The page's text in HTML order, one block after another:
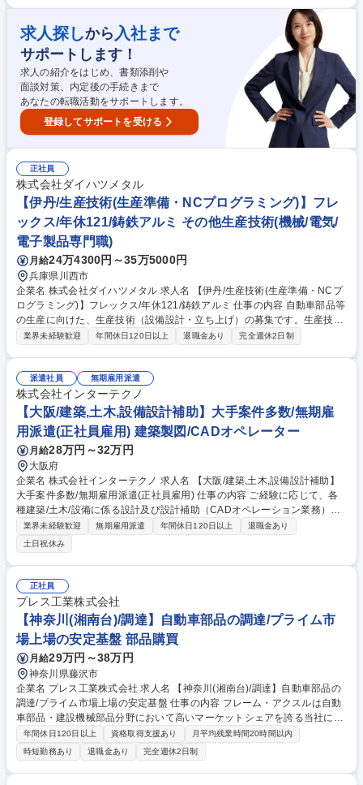
みがあり、３ヵ月間の研修期間あり。その間、担当の指導員から仕事を教
えてもらう(ブラザーシスター)システムです。わからない事があれば質問
しやすい環境です。 【世界基準のハイテク製品と大手メーカーからの信
頼】身近なものから宇宙・最先端テクノロジー分野まで幅広く対応してい
ます。富士電機、川崎重工業、クボタ、パナソニック社など全国の大手企
業と取引があります。 募集職種 新潟市【研磨マイスター/未経験歓迎】腕
を磨く楽しさ★衣食住の豊かな福利厚生
求人探しから 入社まで
サポートします！
求人の紹介をはじめ、書類添削や
面談対策、内定後の手続きまで
あなたの転職活動をサポートします。
登録してサポートを受ける
正社員
株式会社ダイハツメタル
【伊丹/生産技術(生産準備・NCプログラミング)】フレ
ックス/年休121/鋳鉄アルミ その他生産技術(機械/電気/
電子製品専門職)
月給24万4300円～35万5000円
兵庫県川西市
企業名 株式会社ダイハツメタル 求人名 【伊丹/生産技術(生産準備・NCプ
ログラミング)】フレックス/年休121/鋳鉄アルミ 仕事の内容 自動車部品等
の生産に向けた、生産技術（設備設計・立ち上げ）の募集です。生産技術
部には30名程度おり、生産準備や設備設計の部門等があります。 生産準
貫して担当して頂きます。 主な内容としては、お客様とのお見積りやSE
検討・試作評価・工程設計・各種帳票作成・設備、刀具、検査具手配・設
備や工程の整備・精度確認等がございます。 募集職種 【伊丹/生産技術(生
産準備・NCプログラミング)】フレックス/年休121/鋳鉄アルミ
業界未経験歓迎 年間休日120日以上 退職金あり 完全週休2日制
派遣社員 無期雇用派遣
株式会社インターテクノ
【大阪/建築,土木,設備設計補助】大手案件多数/無期雇
用派遣(正社員雇用) 建築製図/CADオペレーター
月給28万円～32万円
大阪府
企業名 株式会社インターテクノ 求人名 【大阪/建築,土木,設備設計補助】
大手案件多数/無期雇用派遣(正社員雇用) 仕事の内容 ご経験に応じて、各
種建築/土木/設備に係る設計及び設計補助（CADオペレーション業務）の
お仕事をご案内します。 関西大手企業と多数お取引有！ご経験が活かせる
職場をご案内します◎ ご紹介先を関西に限定しており地域に根差した働き
方が可能です。 ※ご応募いただいた際にスキルとご希望を確認し、できる
限りご希望に沿った業務/就業先へご案内させていただきたいと考えており
ます。 募集職種 【大阪/建築,土木,設備設計補助】大手案件多数/無期雇用
派遣(正社員雇用)
業界未経験歓迎 無期雇用派遣 年間休日120日以上
退職金あり
土日祝休み
正社員
プレス工業株式会社
【神奈川(湘南台)/調達】自動車部品の調達/プライム市
場上場の安定基盤 部品購買
月給29万円～38万円
神奈川県藤沢市
企業名 プレス工業株式会社 求人名 【神奈川(湘南台)/調達】自動車部品の
調達/プライム市場上場の安定基盤 仕事の内容 フレーム・アクスルは自動
車部品・建設機械部品分野において高いマーケットシェアを誇る当社にて
調達担当を募集します。 変更範囲：国内および海外における会社の定める
業務全般 【詳細】 ■鋼材（鋼板、コイル、丸棒、パイプ）の発注・価格交
渉 ■価格管理、購入・相殺の清算処理 ■新規手配の取引先との納期調整・
管理 【入社後】2日間は基礎研修を行っていただき、3日目以降、現場先
年間休日120日以上 資格取得支援あり
月平均残業時間20時間以内
時短勤務あり
退職金あり 完全週休2日制